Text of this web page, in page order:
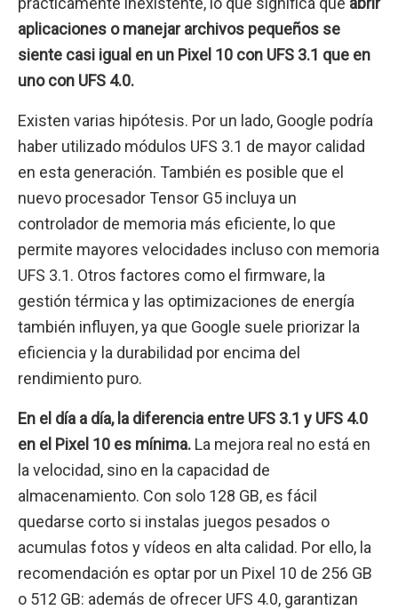
aplicaciones o manejar archivos pequeños se
siente casi igual en un Pixel 10 con UFS 3.1 que en
uno con UFS 4.0.
Existen varias hipótesis. Por un lado, Google podría
haber utilizado módulos UFS 3.1 de mayor calidad
en esta generación. También es posible que el
nuevo procesador Tensor G5 incluya un
controlador de memoria más eficiente, lo que
permite mayores velocidades incluso con memoria
UFS 3.1. Otros factores como el firmware, la
gestión térmica y las optimizaciones de energía
también influyen, ya que Google suele priorizar la
eficiencia y la durabilidad por encima del
rendimiento puro.
En el día a día, la diferencia entre UFS 3.1 y UFS 4.0
en el Pixel 10 es mínima. La mejora real no está en
la velocidad, sino en la capacidad de
almacenamiento. Con solo 128 GB, es fácil
quedarse corto si instalas juegos pesados o
acumulas fotos y vídeos en alta calidad. Por ello, la
recomendación es optar por un Pixel 10 de 256 GB
o 512 GB: además de ofrecer UFS 4.0, garantizan